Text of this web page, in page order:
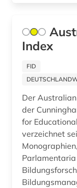
irak (1)
italien (1)
jahrbuch (4)
Index
FID
Der
der
for
verzeichnet